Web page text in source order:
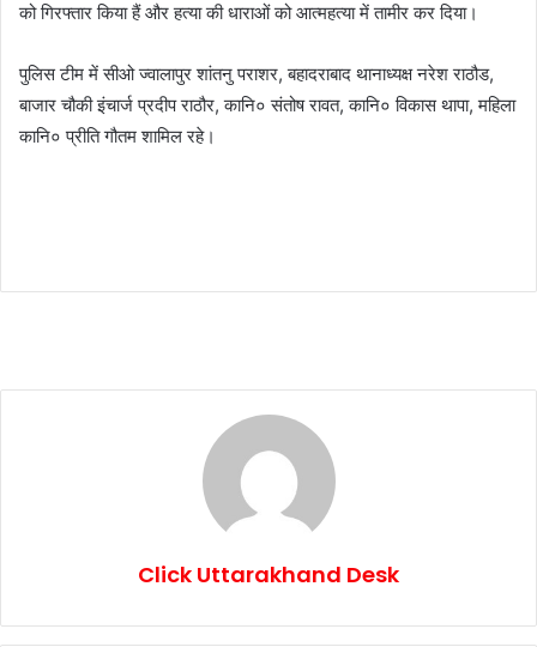
को गिरफ्तार किया हैं और हत्या की धाराओं को आत्महत्या में तामीर कर दिया।
पुलिस टीम में सीओ ज्वालापुर शांतनु पराशर, बहादराबाद थानाध्यक्ष नरेश राठौड,
बाजार चौकी इंचार्ज प्रदीप राठौर, कानि० संतोष रावत, कानि० विकास थापा, महिला
कानि० प्रीति गौतम शामिल रहे।
Click Uttarakhand Desk